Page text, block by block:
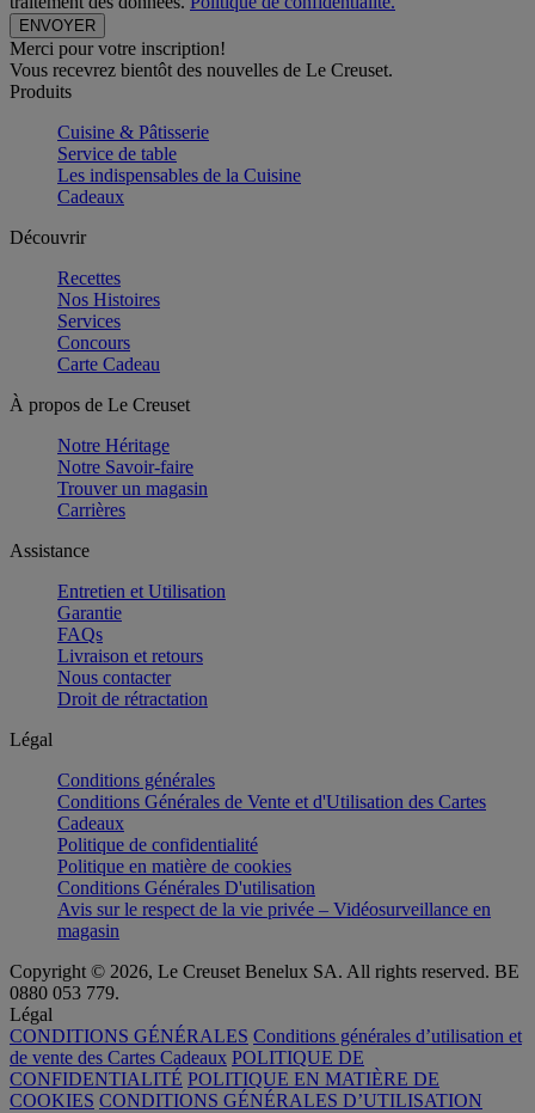
Merci pour votre inscription!
Vous recevrez bientôt des nouvelles de Le Creuset.
Produits
Cuisine & Pâtisserie
Service de table
Les indispensables de la Cuisine
Cadeaux
Découvrir
Recettes
Nos Histoires
Services
Concours
Carte Cadeau
À propos de Le Creuset
Notre Héritage
Notre Savoir-faire
Trouver un magasin
Carrières
Assistance
Entretien et Utilisation
Garantie
FAQs
Livraison et retours
Nous contacter
Droit de rétractation
Légal
Conditions générales
Conditions Générales de Vente et d'Utilisation des Cartes
Cadeaux
Politique de confidentialité
Politique en matière de cookies
Conditions Générales D'utilisation
Avis sur le respect de la vie privée – Vidéosurveillance en
magasin
Copyright © 2026, Le Creuset Benelux SA. All rights reserved. BE
0880 053 779.
Légal
CONDITIONS GÉNÉRALES Conditions générales d’utilisation et
de vente des Cartes Cadeaux POLITIQUE DE
CONFIDENTIALITÉ POLITIQUE EN MATIÈRE DE
COOKIES CONDITIONS GÉNÉRALES D’UTILISATION